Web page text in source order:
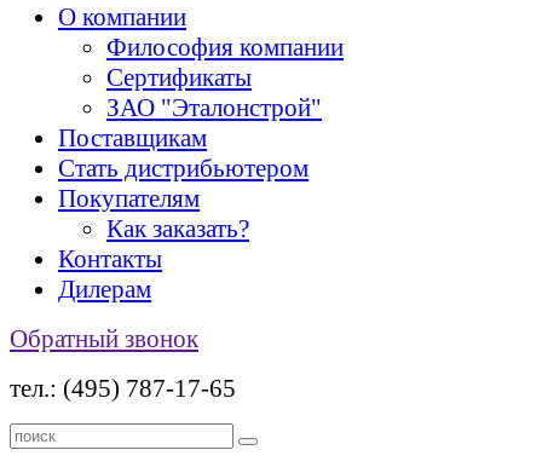
О компании
Философия компании
Сертификаты
ЗАО "Эталонстрой"
Поставщикам
Стать дистрибьютером
Покупателям
Как заказать?
Контакты
Дилерам
Обратный звонок
тел.: (495) 787-17-65